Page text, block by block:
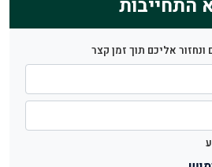
התחייבות
ונחזור אליכם תוך זמן קצר